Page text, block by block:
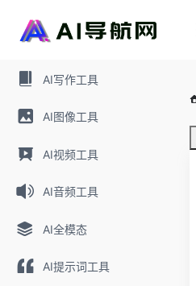
AI写作工具
AI图像工具
AI视频工具
AI音频工具
AI全模态
AI提示词工具